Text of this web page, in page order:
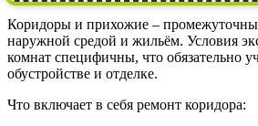
Коридоры и прихожие –
наружной средой и жильём. Условия
комнат специфичны, что обязательно
обустройстве и отделке.
Что включает в себя ремонт коридора: